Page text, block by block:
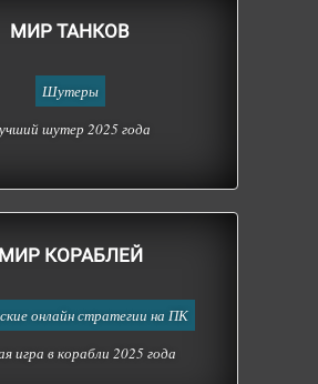
МИР ТАНКОВ
Шутеры
шутер 2025 года
МИР КОРАБЛЕЙ
онлайн стратегии на ПК
игра в корабли 2025 года